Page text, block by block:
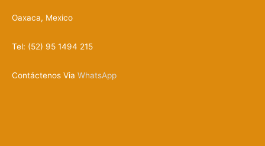
Oaxaca, Mexico
Tel: (52) 95 1494 215
Contáctenos Via WhatsApp